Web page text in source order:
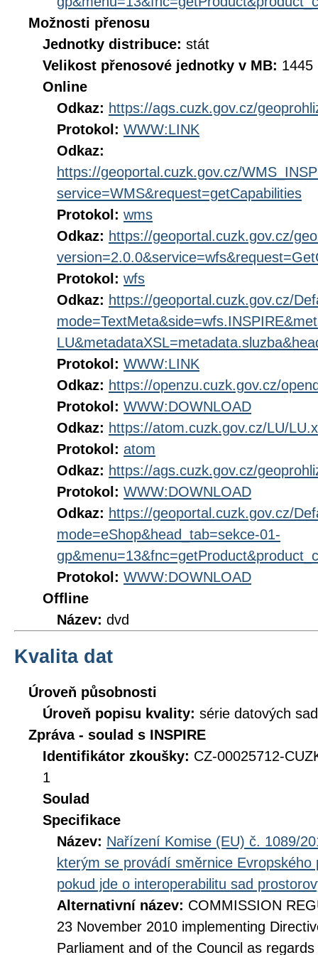
Možnosti přenosu
Jednotky distribuce: stát
Velikost přenosové jednotky v MB: 1445
Online
Odkaz: https://ags.cuzk.gov.cz/
Protokol: WWW:LINK
Odkaz:
https://geoportal.cuzk.gov.cz/
service=WMS&request=getCapabilities
Protokol: wms
Odkaz: https://geoportal.cuzk.gov.cz/
Protokol: wfs
Odkaz: https://geoportal.cuzk.gov.cz/
Protokol: WWW:LINK
Odkaz: https://openzu.cuzk.gov.cz/
Protokol: WWW:DOWNLOAD
Odkaz: https://atom.cuzk.gov.cz/LU/
Protokol: atom
Odkaz: https://ags.cuzk.gov.cz/
Protokol: WWW:DOWNLOAD
Odkaz: https://geoportal.cuzk.gov.cz/
mode=eShop&head_tab=sekce-01-
Protokol: WWW:DOWNLOAD
Offline
Název: dvd
Kvalita dat
Úroveň působnosti
Úroveň popisu kvality: série datových sad
Zpráva - soulad s INSPIRE
Identifikátor zkoušky: CZ-00025712-
1
Soulad
Specifikace
Název: Nařízení Komise (EU) č. 1089/
kterým se provádí směrnice
pokud jde o interoperabilitu sad
Alternativní název: COMMISSION
23 November 2010 implementing
Parliament and of the Council as